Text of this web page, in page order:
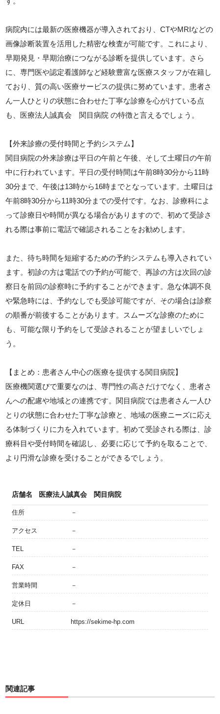
病院内には最新の医療機器が導入されており、CTやMRIなどの
画像診断装置を活用した精密な検査が可能です。これにより、
早期発見・早期治療につながる診断を提供しています。さら
に、専門医や認定看護師など経験豊富な医療スタッフが在籍し
ており、質の高い医療サービスの提供に努めています。患者さ
ん一人ひとりの状態に合わせた丁寧な診療を心がけている点
も、医療法人誠真会 関目病院 の特徴と言えるでしょう。
【外来診療の受付時間と予約システム】
関目病院の外来診療は平日の午前と午後、そして土曜日の午前
中に行われています。平日の受付時間は午前8時30分から11時
30分まで、午後は13時から16時までとなっています。土曜日は
午前8時30分から11時30分までの受付です。なお、診療科によ
って診療日や時間が異なる場合がありますので、初めて受診さ
れる際は事前に電話で確認されることをお勧めします。
また、待ち時間を短縮するための予約システムも導入されてい
ます。初診の方は電話での予約が可能で、再診の方は次回の診
察日を前回の診察時に予約することができます。急な体調不良
や緊急時には、予約なしでも受診可能ですが、その場合は診察
の順番が前後することがあります。スムーズな診療のために
も、可能な限り予約をして受診されることが望ましいでしょ
う。
【まとめ：患者さん中心の医療を提供する関目病院】
医療機関選びで重要なのは、専門性の高さだけでなく、患者さ
んへの配慮や地域との連携です。関目病院では患者さん一人ひ
とりの状態に合わせた丁寧な診療と、地域の医療ニーズに応え
る体制づくりに力を入れています。初めて受診される際は、診
療科目や受付時間を確認し、必要に応じて予約を取ることで、
より円滑な診療を受けることができるでしょう。
店舗名 医療法人誠真会 関目病院
住所 －
アクセス －
TEL －
FAX －
営業時間 －
定休日 －
URL https://sekime-hp.com
関連記事